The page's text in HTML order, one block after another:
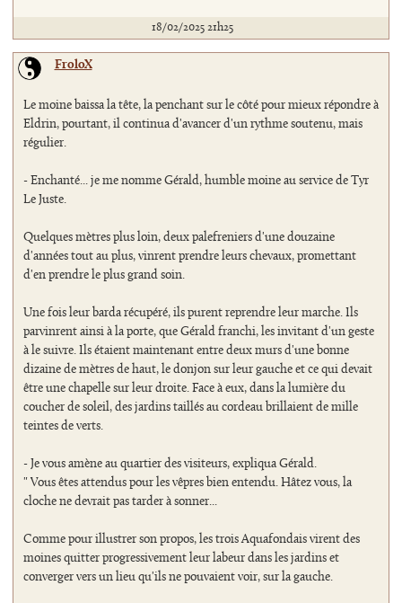
18/02/2025 21h25
FroloX
Le moine baissa la tête, la penchant sur le côté pour mieux répondre à
Eldrin, pourtant, il continua d'avancer d'un rythme soutenu, mais
régulier.
- Enchanté... je me nomme Gérald, humble moine au service de Tyr
Le Juste.
Quelques mètres plus loin, deux palefreniers d'une douzaine
d'années tout au plus, vinrent prendre leurs chevaux, promettant
d'en prendre le plus grand soin.
Une fois leur barda récupéré, ils purent reprendre leur marche. Ils
parvinrent ainsi à la porte, que Gérald franchi, les invitant d'un geste
à le suivre. Ils étaient maintenant entre deux murs d'une bonne
dizaine de mètres de haut, le donjon sur leur gauche et ce qui devait
être une chapelle sur leur droite. Face à eux, dans la lumière du
coucher de soleil, des jardins taillés au cordeau brillaient de mille
teintes de verts.
- Je vous amène au quartier des visiteurs, expliqua Gérald.
" Vous êtes attendus pour les vêpres bien entendu. Hâtez vous, la
cloche ne devrait pas tarder à sonner...
Comme pour illustrer son propos, les trois Aquafondais virent des
moines quitter progressivement leur labeur dans les jardins et
converger vers un lieu qu'ils ne pouvaient voir, sur la gauche.